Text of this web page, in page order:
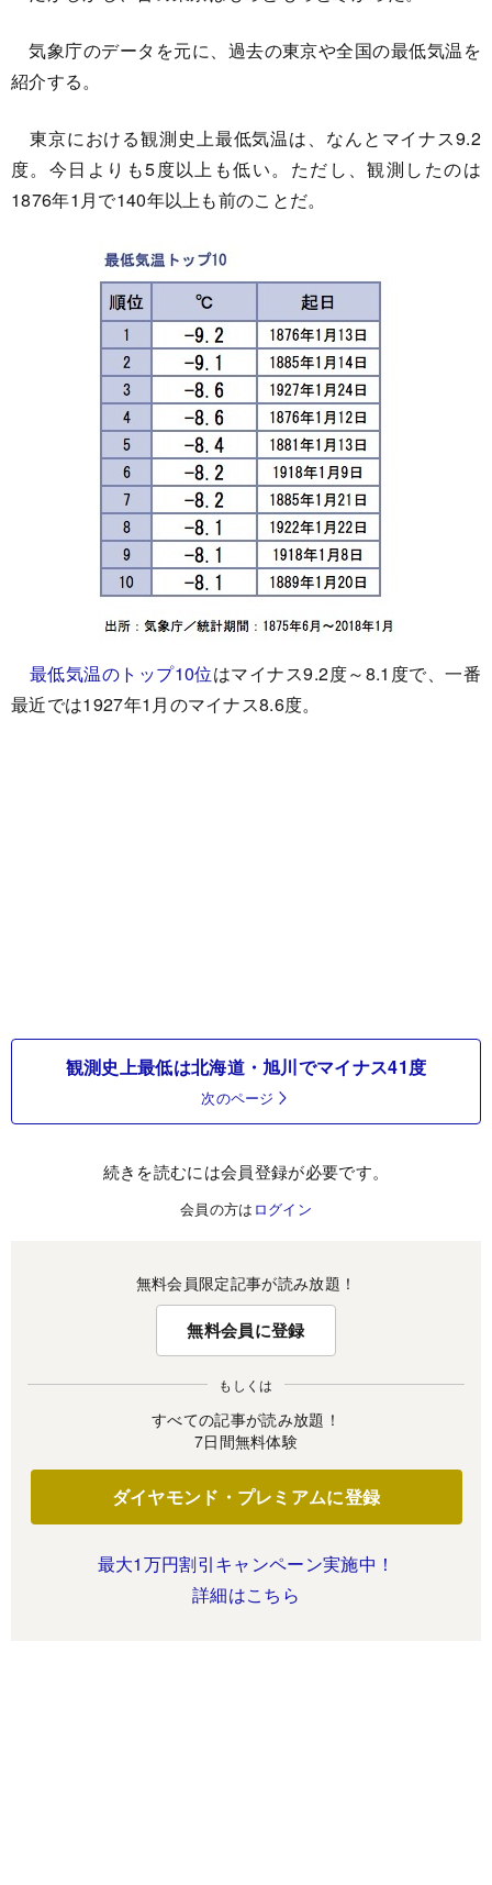
気象庁のデータを元に、過去の東京や全国の最低気温を
紹介する。
東京における観測史上最低気温は、なんとマイナス9.2
度。今日よりも5度以上も低い。ただし、観測したのは
1876年1月で140年以上も前のことだ。
最低気温のトップ10位はマイナス9.2度～8.1度で、一番
最近では1927年1月のマイナス8.6度。
観測史上最低は北海道・旭川でマイナス41度
次のページ
続きを読むには会員登録が必要です。
会員の方は ログイン
無料会員限定記事が読み放題！
無料会員に登録
もしくは
すべての記事が読み放題！
7日間無料体験
ダイヤモンド・プレミアムに登録
最大1万円割引キャンペーン実施中！
詳細はこちら